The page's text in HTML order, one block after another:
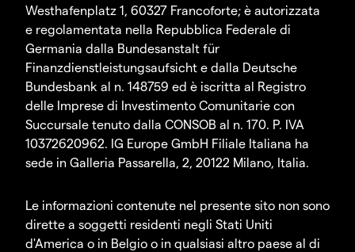
Westhafenplatz 1, 60327 Francoforte; è autorizzata
e regolamentata nella Repubblica Federale di
Germania dalla Bundesanstalt für
Finanzdienstleistungsaufsicht e dalla Deutsche
Bundesbank al n. 148759 ed è iscritta al Registro
delle Imprese di Investimento Comunitarie con
Succursale tenuto dalla CONSOB al n. 170. P. IVA
10372620962. IG Europe GmbH Filiale Italiana ha
sede in Galleria Passarella, 2, 20122 Milano, Italia.
Le informazioni contenute nel presente sito non sono
dirette a soggetti residenti negli Stati Uniti
d'America o in Belgio o in qualsiasi altro paese al di